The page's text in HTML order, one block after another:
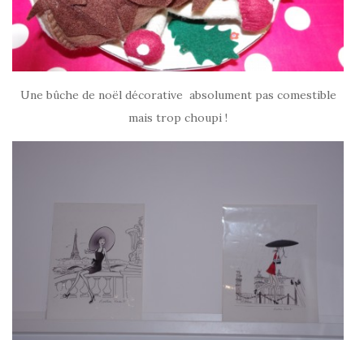
Une bûche de noël décorative absolument pas comestible
mais trop choupi !